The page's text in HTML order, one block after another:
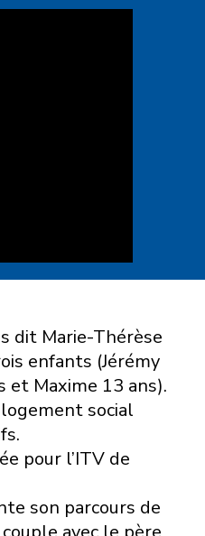
dit Marie-Thérèse
enfants (Jérémy
et Maxime 13 ans).
social
pour l’ITV de
son parcours de